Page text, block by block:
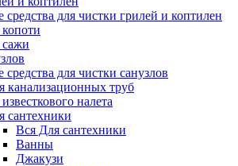
средства для чистки грилей и коптилен
средства для чистки санузлов
канализационных труб
налета
сантехники
Вся Для сантехники
Ванны
Джакузи